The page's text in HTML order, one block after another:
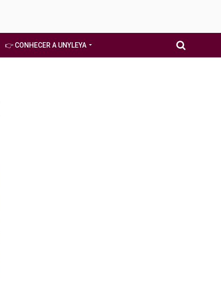
👉 CONHECER A UNYLEYA